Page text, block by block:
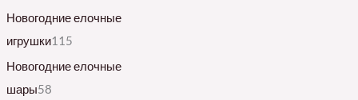
Новогодние елочные
игрушки115
Новогодние елочные
шары58